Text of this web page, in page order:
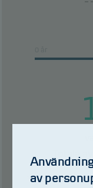
hela eller delar
Tidigare resultat
av